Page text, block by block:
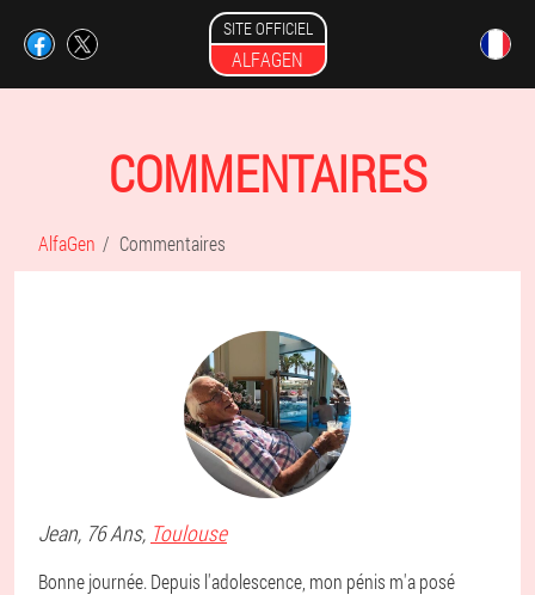
SITE OFFICIEL
ALFAGEN
COMMENTAIRES
AlfaGen Commentaires
Jean, 76 Ans, Toulouse
Bonne journée. Depuis l'adolescence, mon pénis m'a posé